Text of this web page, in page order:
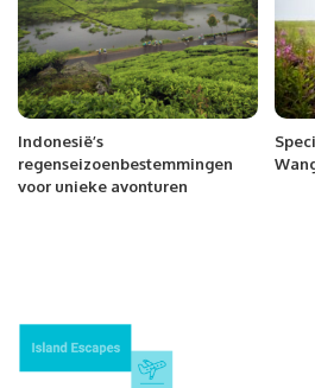
Indonesië’s
regenseizoenbestemmingen
voor unieke avonturen